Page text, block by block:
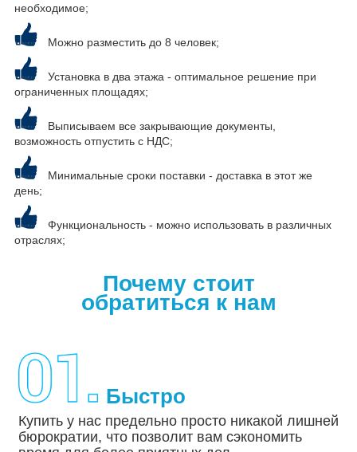
необходимое;
Можно разместить до 8 человек;
Установка в два этажа - оптимальное решение при
ограниченных площадях;
Выписываем все закрывающие документы,
возможность отпустить с НДС;
Минимальные сроки поставки - доставка в этот же
день;
Функциональность - можно использовать в различных
отраслях;
Почему стоит
обратиться к нам
Быстро
Купить у нас предельно просто никакой лишней
бюрократии, что позволит вам сэкономить